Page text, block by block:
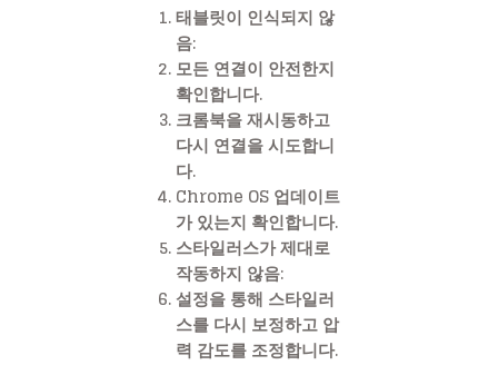
태블릿이 인식되지 않
음:
모든 연결이 안전한지
확인합니다.
크롬북을 재시동하고
다시 연결을 시도합니
다.
Chrome OS 업데이트
가 있는지 확인합니다.
스타일러스가 제대로
작동하지 않음:
설정을 통해 스타일러
스를 다시 보정하고 압
력 감도를 조정합니다.